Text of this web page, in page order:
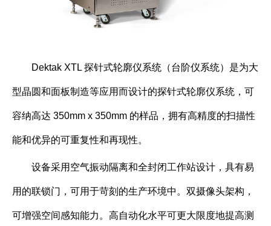
Dektak XTL 探针式轮廓仪系统（台阶仪系统）是为大
型晶圆和面板制造等应用而设计的探针式轮廓仪系统，可
容纳高达 350mm x 350mm 的样品，拥有高精度的扫描性
能和优异的可重复性和再现性。
设备采用空气振动隔离和全封闭工作站设计，具有易
用的联锁门，可用于苛刻的生产环境中。双摄像头架构，
可增强空间感知能力。高自动化水平可更大限度地提高测